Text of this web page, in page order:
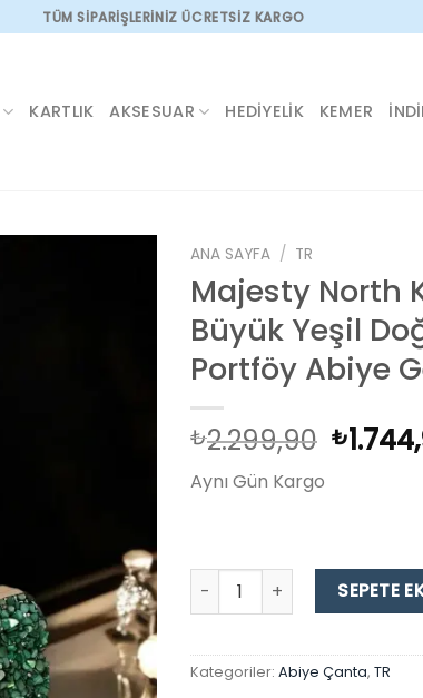
TÜM SİPARİŞLERİNİZ ÜCRETSİZ KARGO
KARTLIK AKSESUAR HEDIYELIK KEMER
ANA SAYFA / TR
Majesty North
Büyük Yeşil
Portföy Abiye
₺2.299,90 Orijinal
₺
Aynı Gün Kargo
Majesty North KadınSEPETE
Kategoriler: Abiye Çanta, TR